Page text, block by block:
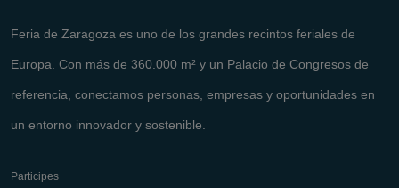
Feria de Zaragoza es uno de los grandes recintos feriales de
Europa. Con más de 360.000 m² y un Palacio de Congresos de
referencia, conectamos personas, empresas y oportunidades en
un entorno innovador y sostenible.
Participes